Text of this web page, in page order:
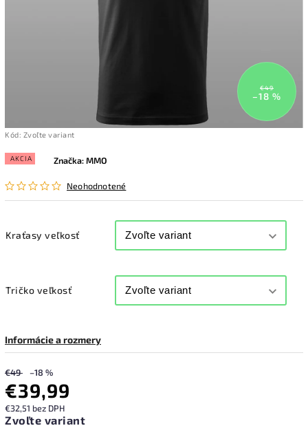
€49
–18 %
Kód: Zvoľte variant
AKCIA
Neohodnotené
Značka:MMO
Kraťasy veľkosť
Tričko veľkosť
Informácie a rozmery
€49 –18 %
€39,99
€32,51 bez DPH
Zvoľte variant